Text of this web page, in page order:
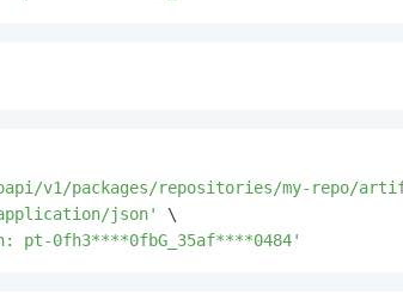
v1/packages/repositories/my-repo/
json'
\
pt-0fh3****0fbG_35af****0484'